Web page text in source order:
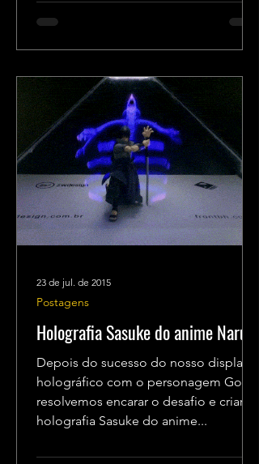
Holografia Sasuke do anime Naruto
Depois do sucesso do nosso display
holográfico com o personagem Goku,
resolvemos encarar o desafio e criar a
holografia Sasuke do anime...
Postagens
23 de jul. de 2015